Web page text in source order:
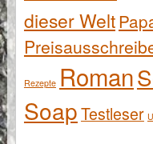
dieser Welt
Rezepte Roman
SoapTestleser